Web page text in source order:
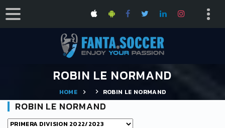
ROBIN LE NORMAND
HOME ROBIN LE NORMAND
ROBIN LE NORMAND